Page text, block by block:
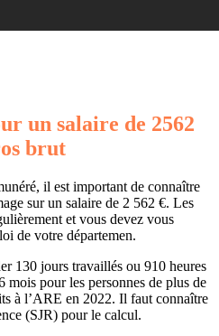
un salaire de 2562
brut
il est important de connaître
sur un salaire de 2 562 €. Les
et vous devez vous
de votre départemen.
130 jours travaillés ou 910 heures
mois pour les personnes de plus de
à l’ARE en 2022. Il faut connaître
(SJR) pour le calcul.